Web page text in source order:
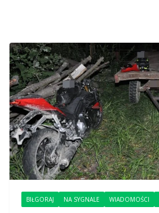
BIŁGORAJ NA SYGNALE WIADOMOŚCI